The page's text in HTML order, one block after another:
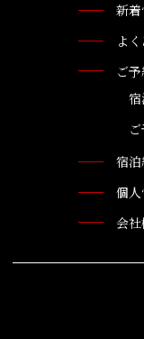
新
よ
ご
宿
個
会